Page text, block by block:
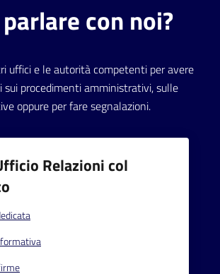
con noi?
uffici e le autorità competenti per avere
sui procedimenti amministrativi, sulle
oppure per fare segnalazioni.
Relazioni col